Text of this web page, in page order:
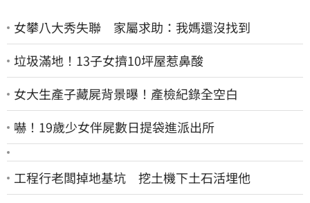
女攀八大秀失聯 家屬求助：我媽還沒找到
垃圾滿地！13子女擠10坪屋惹鼻酸
女大生產子藏屍背景曝！產檢紀錄全空白
嚇！19歲少女伴屍數日提袋進派出所
工程行老闆掉地基坑 挖土機下土石活埋他